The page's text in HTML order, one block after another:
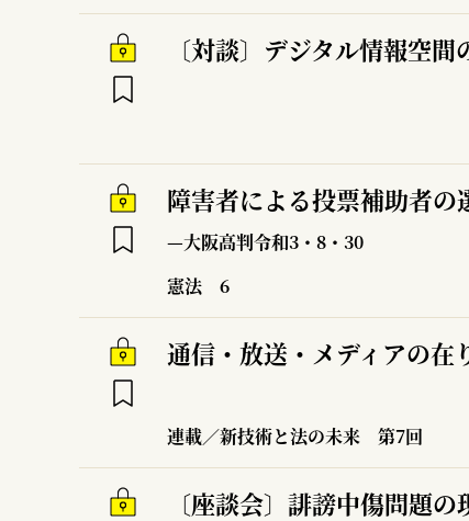
〔対談〕デジタル情報空間
障害者による投票補助者の
—大阪高判令和3・8・30
憲法
6
通信・放送・メディアの在
連載／新技術と法の未来 第7回
〔座談会〕誹謗中傷問題